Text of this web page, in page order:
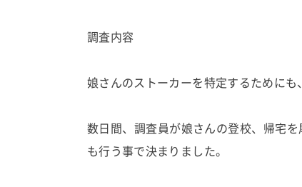
調査内容
娘さんのストーカーを特定するために
数日間、調査員が娘さんの登校、帰宅
も行う事で決まりました。